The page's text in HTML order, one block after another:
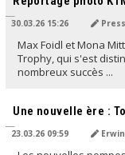
30.03.26 15:26
Max Foidl et Mona
Trophy, qui s'est
nombreux succès ...
Une nouvelle ère :
23.03.26 09:59